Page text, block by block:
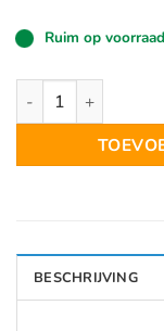
Ruim op
Sharp
BESCHRIJVING